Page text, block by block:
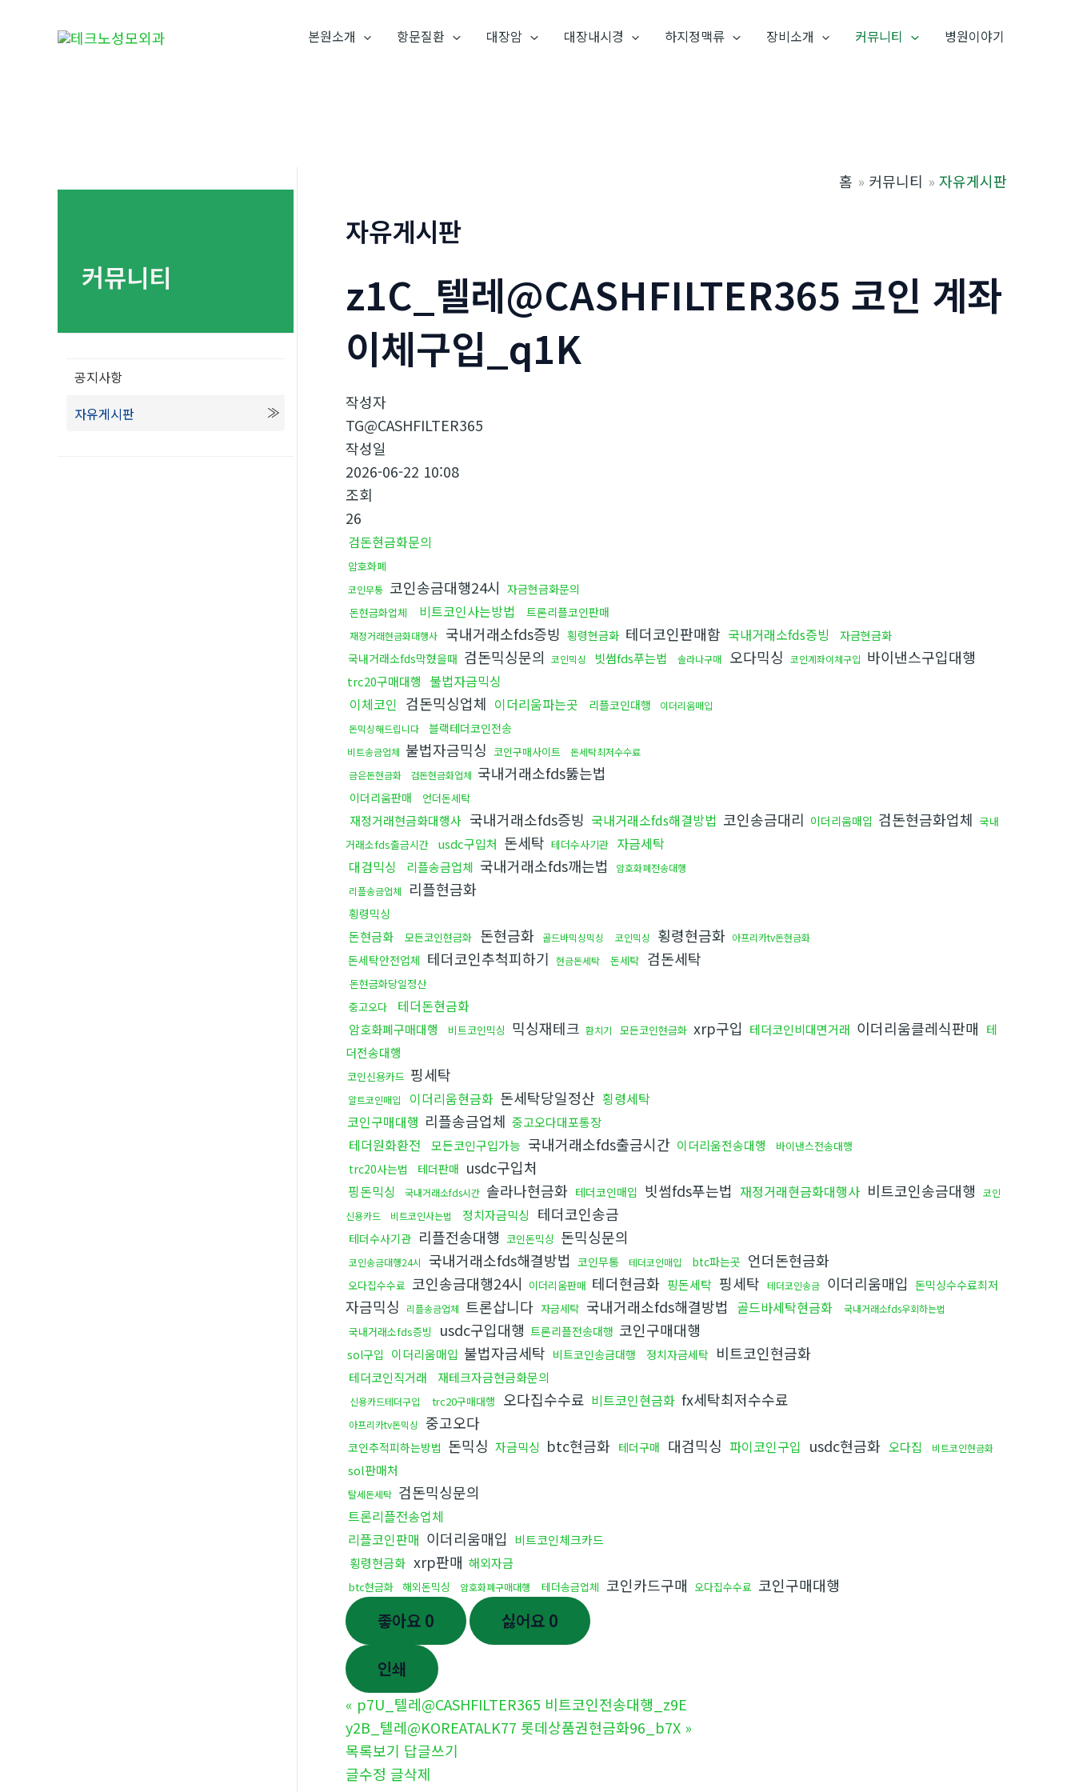
본원소개 항문질환 대장암 대장내시경 하지정맥류 장비소개 커뮤니티 병원이야기
커뮤니티
공지사항
자유게시판
홈 커뮤니티 자유게시판
자유게시판
z1C_텔레@CASHFILTER365 코인 계좌
이체구입_q1K
작성자
TG@CASHFILTER365
작성일
2026-06-22 10:08
조회
26
검돈현금화문의
암호화폐
코인무통 코인송금대행24시 자금현금화문의
돈현금화업체 비트코인사는방법 트론리플코인판매
재정거래현금화대행사 국내거래소fds증빙 횡령현금화 테더코인판매함 국내거래소fds증빙
자금현금화
국내거래소fds막혔을때 검돈믹싱문의 코인믹싱 빗썸fds푸는법 솔라나구매 오다믹싱 코인계좌이체구입 바이낸스구입대행
trc20구매대행
불법자금믹싱
이체코인 검돈믹싱업체 이더리움파는곳 리플코인대행
이더리움매입
돈믹싱해드립니다
블랙테더코인전송
비트송금업체 불법자금믹싱 코인구매사이트
돈세탁최저수수료
금은돈현금화
검돈현금화업체 국내거래소fds뚫는법
이더리움판매 언더돈세탁
재정거래현금화대행사 국내거래소fds증빙 국내거래소fds해결방법 코인송금대리 이더리움매입 검돈현금화업체 국내
거래소fds출금시간
usdc구입처 돈세탁 테더수사기관 자금세탁
대검믹싱
리플송금업체 국내거래소fds깨는법
암호화폐전송대행
리플송금업체
리플현금화
횡령믹싱
돈현금화 모든코인현금화 돈현금화 골드바믹싱믹싱 코인믹싱 횡령현금화 아프리카tv돈현금화
돈세탁안전업체 테더코인추척피하기 현금돈세탁 돈세탁 검돈세탁
돈현금화당일정산
중고오다
테더돈현금화
암호화폐구매대행 비트코인믹싱 믹싱재테크 환치기 모든코인현금화 xrp구입 테더코인비대면거래 이더리움클레식판매 테
더전송대행
코인신용카드 핑세탁
알트코인매입 이더리움현금화 돈세탁당일정산 횡령세탁
코인구매대행 리플송금업체 중고오다대포통장
테더원화환전 모든코인구입가능 국내거래소fds출금시간 이더리움전송대행 바이낸스전송대행
trc20사는법 테더판매 usdc구입처
핑돈믹싱 국내거래소fds시간 솔라나현금화 테더코인매입 빗썸fds푸는법 재정거래현금화대행사 비트코인송금대행
코인
신용카드
비트코인사는법 정치자금믹싱 테더코인송금
테더수사기관 리플전송대행 코인돈믹싱 돈믹싱문의
코인송금대행24시 국내거래소fds해결방법 코인무통 테더코인매입 btc파는곳 언더돈현금화
오다집수수료 코인송금대행24시 이더리움판매 테더현금화 핑돈세탁 핑세탁 테더코인송금 이더리움매입 돈믹싱수수료최저
자금믹싱 리플송금업체 트론삽니다 자금세탁 국내거래소fds해결방법 골드바세탁현금화 국내거래소fds우회하는법
국내거래소fds증빙 usdc구입대행 트론리플전송대행 코인구매대행
sol구입 이더리움매입 불법자금세탁 비트코인송금대행 정치자금세탁 비트코인현금화
테더코인직거래 재테크자금현금화문의
신용카드테더구입 trc20구매대행 오다집수수료 비트코인현금화 fx세탁최저수수료
아프리카tv돈믹싱 중고오다
코인추적피하는방법 돈믹싱 자금믹싱 btc현금화 테더구매 대검믹싱 파이코인구입 usdc현금화 오다집 비트코인현금화
sol판매처
탈세돈세탁 검돈믹싱문의
트론리플전송업체
리플코인판매 이더리움매입 비트코인체크카드
횡령현금화 xrp판매 해외자금
btc현금화 해외돈믹싱 암호화폐구매대행 테더송금업체 코인카드구매 오다집수수료 코인구매대행
좋아요 0 싫어요 0
인쇄
« p7U_텔레@CASHFILTER365 비트코인전송대행_z9E
y2B_텔레@KOREATALK77 롯데상품권현금화96_b7X »
목록보기 답글쓰기
글수정 글삭제